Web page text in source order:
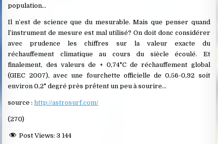
population…
Il n’est de science que du mesurable. Mais que penser quand
l’instrument de mesure est mal utilisé? On doit donc considérer
avec prudence les chiffres sur la valeur exacte du
réchauffement climatique au cours du siècle écoulé. Et
finalement, des valeurs de + 0,74°C de réchauffement global
(GIEC 2007), avec une fourchette officielle de 0,56-0,92 soit
environ 0,2° degré près prêtent un peu à sourire…
source :http://astrosurf.com/
(270)
Post Views: 3 144